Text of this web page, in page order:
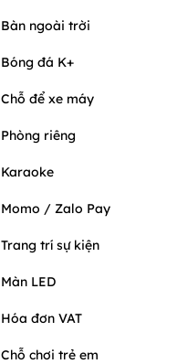
Bàn ngoài trời
Bóng đá K+
Chỗ để xe máy
Phòng riêng
Karaoke
Momo / Zalo Pay
Trang trí sự kiện
Màn LED
Hóa đơn VAT
Chỗ chơi trẻ em